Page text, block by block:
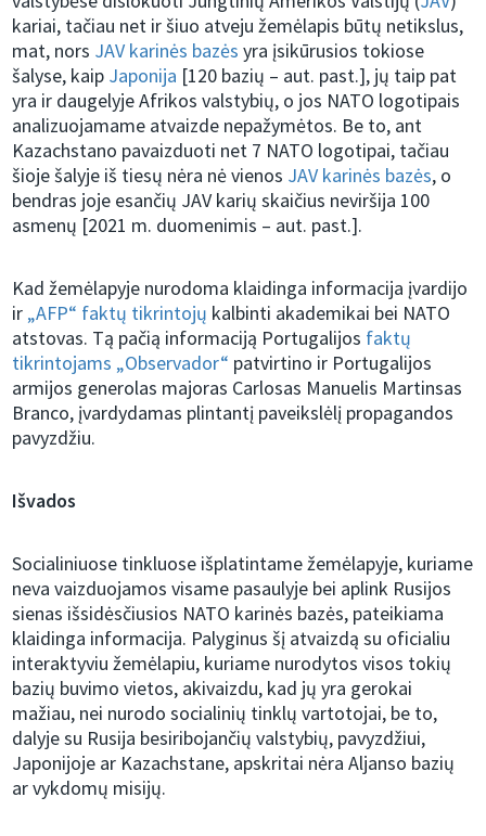
kariai, tačiau net ir šiuo atveju žemėlapis būtų netikslus,
mat, nors JAV karinės bazės yra įsikūrusios tokiose
šalyse, kaip Japonija [120 bazių – aut. past.], jų taip pat
yra ir daugelyje Afrikos valstybių, o jos NATO logotipais
analizuojamame atvaizde nepažymėtos. Be to, ant
Kazachstano pavaizduoti net 7 NATO logotipai, tačiau
šioje šalyje iš tiesų nėra nė vienos JAV karinės bazės, o
bendras joje esančių JAV karių skaičius neviršija 100
asmenų [2021 m. duomenimis – aut. past.].
Kad žemėlapyje nurodoma klaidinga informacija įvardijo
ir „AFP“ faktų tikrintojų kalbinti akademikai bei NATO
atstovas. Tą pačią informaciją Portugalijos faktų
tikrintojams „Observador“ patvirtino ir Portugalijos
armijos generolas majoras Carlosas Manuelis Martinsas
Branco, įvardydamas plintantį paveikslėlį propagandos
pavyzdžiu.
Išvados
Socialiniuose tinkluose išplatintame žemėlapyje, kuriame
neva vaizduojamos visame pasaulyje bei aplink Rusijos
sienas išsidėsčiusios NATO karinės bazės, pateikiama
klaidinga informacija. Palyginus šį atvaizdą su oficialiu
interaktyviu žemėlapiu, kuriame nurodytos visos tokių
bazių buvimo vietos, akivaizdu, kad jų yra gerokai
mažiau, nei nurodo socialinių tinklų vartotojai, be to,
dalyje su Rusija besiribojančių valstybių, pavyzdžiui,
Japonijoje ar Kazachstane, apskritai nėra Aljanso bazių
ar vykdomų misijų.